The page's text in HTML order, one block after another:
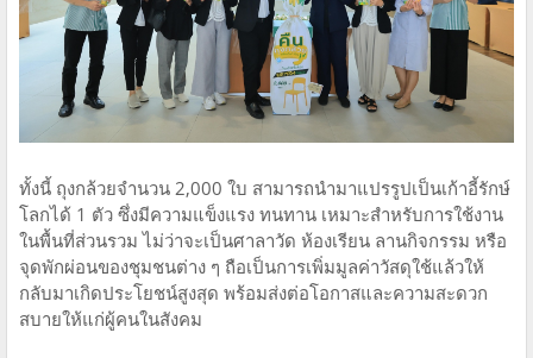
ทั้งนี้ ถุงกล้วยจำนวน 2,000 ใบ สามารถนำมาแปรรูปเป็นเก้าอี้รักษ์
โลกได้ 1 ตัว ซึ่งมีความแข็งแรง ทนทาน เหมาะสำหรับการใช้งาน
ในพื้นที่ส่วนรวม ไม่ว่าจะเป็นศาลาวัด ห้องเรียน ลานกิจกรรม หรือ
จุดพักผ่อนของชุมชนต่าง ๆ ถือเป็นการเพิ่มมูลค่าวัสดุใช้แล้วให้
กลับมาเกิดประโยชน์สูงสุด พร้อมส่งต่อโอกาสและความสะดวก
สบายให้แก่ผู้คนในสังคม